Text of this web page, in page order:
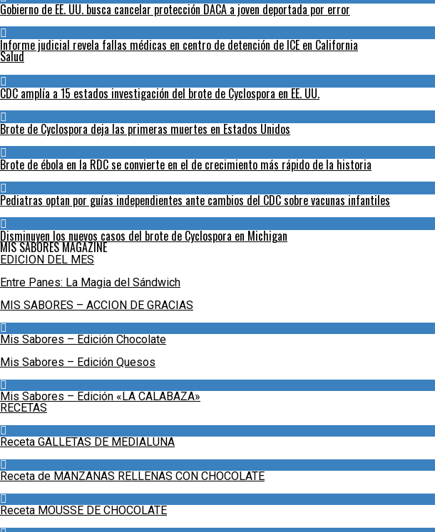
Gobierno de EE. UU. busca cancelar protección DACA a joven deportada por error
Informe judicial revela fallas médicas en centro de detención de ICE en California
Salud
CDC amplía a 15 estados investigación del brote de Cyclospora en EE. UU.
Brote de Cyclospora deja las primeras muertes en Estados Unidos
Brote de ébola en la RDC se convierte en el de crecimiento más rápido de la historia
Pediatras optan por guías independientes ante cambios del CDC sobre vacunas infantiles
Disminuyen los nuevos casos del brote de Cyclospora en Michigan
MIS SABORES MAGAZINE
EDICION DEL MES
Entre Panes: La Magia del Sándwich
MIS SABORES – ACCION DE GRACIAS
Mis Sabores – Edición Chocolate
Mis Sabores – Edición Quesos
Mis Sabores – Edición «LA CALABAZA»
RECETAS
Receta GALLETAS DE MEDIALUNA
Receta de MANZANAS RELLENAS CON CHOCOLATE
Receta MOUSSE DE CHOCOLATE